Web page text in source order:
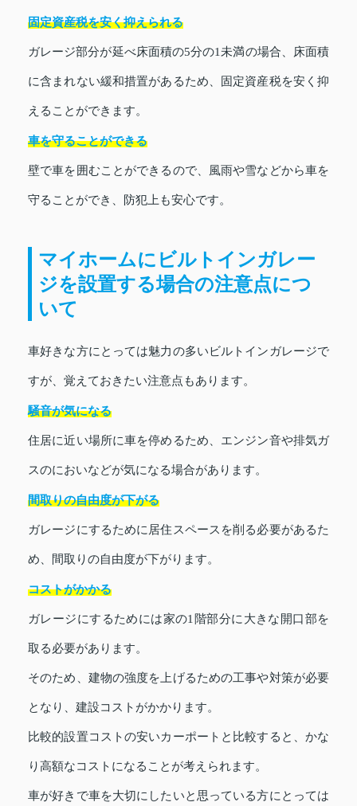
固定資産税を安く抑えられる
ガレージ部分が延べ床面積の5分の1未満の場合、床面積
に含まれない緩和措置があるため、固定資産税を安く抑
えることができます。
車を守ることができる
壁で車を囲むことができるので、風雨や雪などから車を
守ることができ、防犯上も安心です。
マイホームにビルトインガレー
ジを設置する場合の注意点につ
いて
車好きな方にとっては魅力の多いビルトインガレージで
すが、覚えておきたい注意点もあります。
騒音が気になる
住居に近い場所に車を停めるため、エンジン音や排気ガ
スのにおいなどが気になる場合があります。
間取りの自由度が下がる
ガレージにするために居住スペースを削る必要があるた
め、間取りの自由度が下がります。
コストがかかる
ガレージにするためには家の1階部分に大きな開口部を
取る必要があります。
そのため、建物の強度を上げるための工事や対策が必要
となり、建設コストがかかります。
比較的設置コストの安いカーポートと比較すると、かな
り高額なコストになることが考えられます。
車が好きで車を大切にしたいと思っている方にとっては